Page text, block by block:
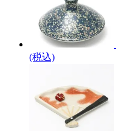
(税込)